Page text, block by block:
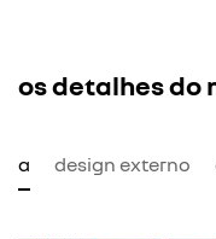
os detalhes do
design externo